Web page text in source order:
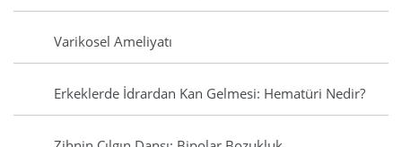
Varikosel Ameliyatı
Erkeklerde İdrardan Kan Gelmesi: Hematüri Nedir?